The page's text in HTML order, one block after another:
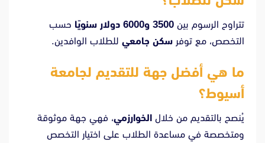
تتراوح الرسوم بين 3500 و6000 دولار سنويًا
حسب
التخصص، مع توفر سكن جامعي للطلاب الوافدين.
ما هي أفضل جهة للتقديم لجامعة
أسيوط؟
يُنصح بالتقديم من خلال الخوارزمي، فهي جهة موثوقة
ومتخصصة في مساعدة الطلاب على اختيار التخصص